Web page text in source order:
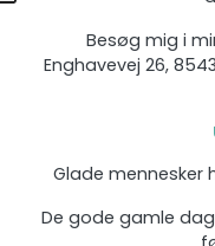
Besøg mig i
Enghavevej 26,
Glade mennesker
De gode gamle